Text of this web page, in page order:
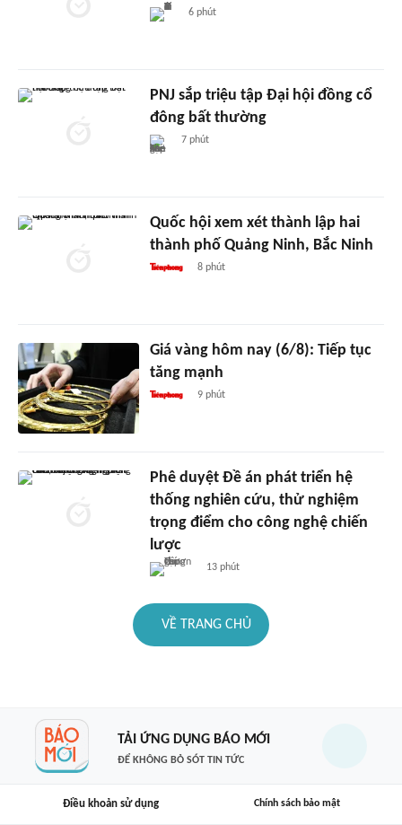
6 phút
PNJ sắp triệu tập Đại hội đồng cổ
đông bất thường
7 phút
Quốc hội xem xét thành lập hai
thành phố Quảng Ninh, Bắc Ninh
8 phút
Giá vàng hôm nay (6/8): Tiếp tục
tăng mạnh
9 phút
Phê duyệt Đề án phát triển hệ
thống nghiên cứu, thử nghiệm
trọng điểm cho công nghệ chiến
lược
13 phút
VỀ TRANG CHỦ
TẢI ỨNG DỤNG BÁO MỚI
ĐỂ KHÔNG BỎ SÓT TIN TỨC
Điều khoản sử dụng Chính sách bảo mật